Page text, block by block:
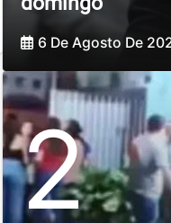
6 De Agosto De
2